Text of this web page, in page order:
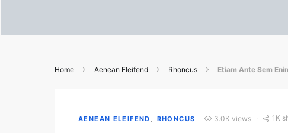
Home Aenean Eleifend Rhoncus Etiam Ante Sem
AENEAN ELEIFEND RHONCUS 3.0K views 1K